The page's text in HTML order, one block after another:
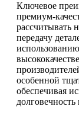
Ключевое
премиум-
рассчитывать
передачу
особенной
обеспечивая